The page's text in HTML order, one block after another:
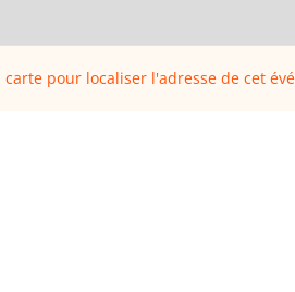
carte pour localiser l'adresse de cet